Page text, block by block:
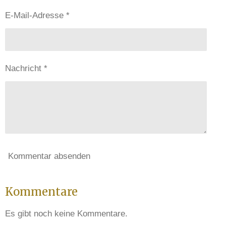
E-Mail-Adresse *
Nachricht *
Kommentar absenden
Kommentare
Es gibt noch keine Kommentare.